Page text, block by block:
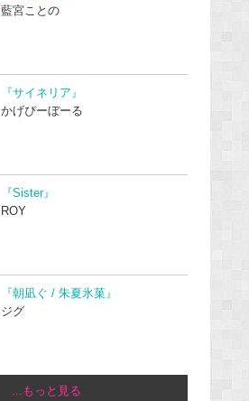
藍宮ことの
『サイネリア』
かげぴーぼーる
『Sister』
ROY
『朝凪ぐ / 朱夏氷菓』
ジグ
...もっと見る